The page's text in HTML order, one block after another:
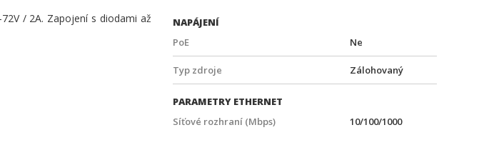
/ 2A. Zapojení s diodami až
NAPÁJENÍ
PoE
Ne
Typ zdroje Zálohovaný
PARAMETRY ETHERNET
Síťové rozhraní (Mbps)
10/100/1000